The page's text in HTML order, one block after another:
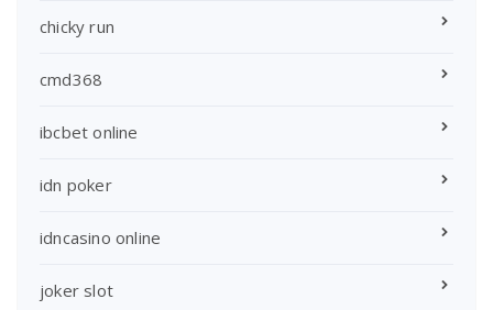
chicky run
cmd368
ibcbet online
idn poker
idncasino online
joker slot